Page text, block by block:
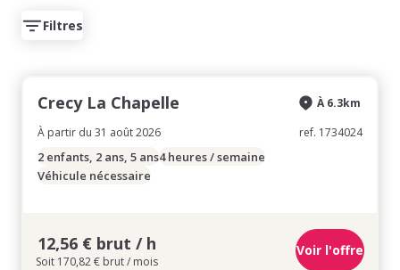
Filtres
Crecy La Chapelle
À partir du 31 août 2026
À 6.3km
ref. 1734024
2 enfants, 2 ans, 5 ans4 heures / semaine
Véhicule nécessaire
12,56 € brut / h
Soit 170,82 € brut / mois
Voir l'offre